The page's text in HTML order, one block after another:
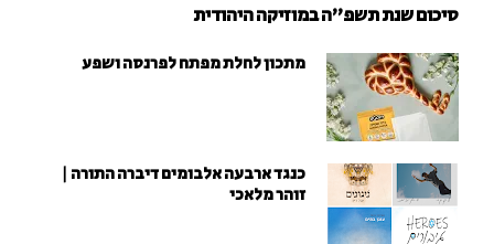
סיכום שנת תשפ"ה במוזיקה היהודית
מתכון לחלת מפתח לפרנסה ושפע
כנגד ארבעה אלבומים דיברה התורה |
זוהר מלאכי